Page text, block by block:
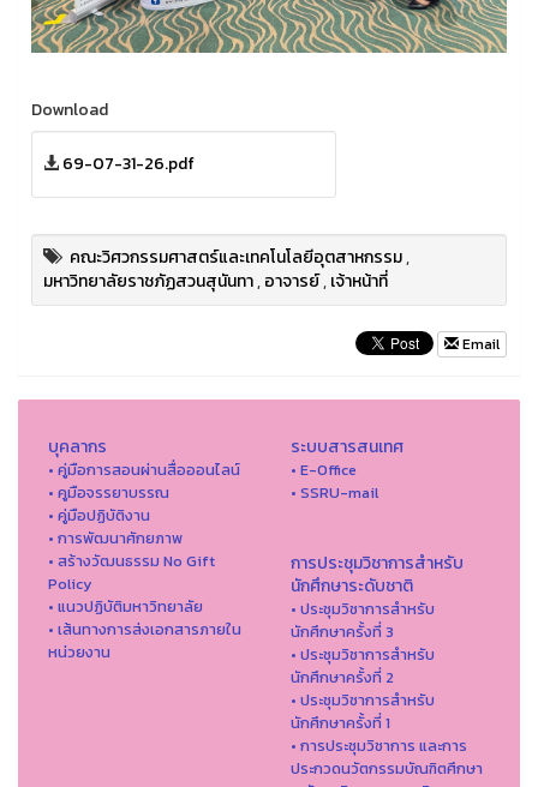
Download
69-07-31-26.pdf
คณะวิศวกรรมศาสตร์และเทคโนโลยีอุตสาหกรรม,
มหาวิทยาลัยราชภัฏสวนสุนันทา,อาจารย์,เจ้าหน้าที่
Email
บุคลากร
• คู่มือการสอนผ่านสื่อออนไลน์
• คูมือจรรยาบรรณ
• คู่มือปฏิบัติงาน
• การพัฒนาศักยภาพ
• สร้างวัฒนธรรม No Gift
Policy
• แนวปฏิบัติมหาวิทยาลัย
• เส้นทางการส่งเอกสารภายใน
หน่วยงาน
ระบบสารสนเทศ
• E-Office
• SSRU-mail
การประชุมวิชาการสำหรับ
นักศึกษาระดับชาติ
• ประชุมวิชาการสำหรับ
นักศึกษาครั้งที่ 3
• ประชุมวิชาการสำหรับ
นักศึกษาครั้งที่ 2
• ประชุมวิชาการสำหรับ
นักศึกษาครั้งที่ 1
• การประชุมวิชาการ และการ
ประกวดนวัตกรรมบัณฑิตศึกษา